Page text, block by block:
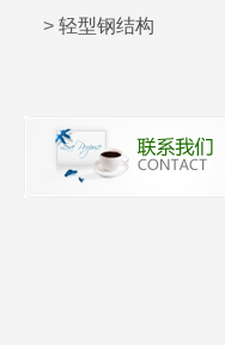
> 轻型钢结构